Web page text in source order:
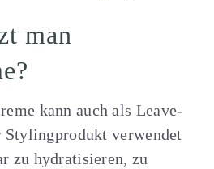
man
kann auch als Leave-
verwendet
zu hydratisieren, zu